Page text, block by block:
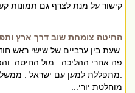
קישור על מנת לצרף גם תמונות
החיטה צומחת שוב דרך ארץ
שעת בין ערביים של שישי ראש
פה אחרי ההליכה .מול החיטה
.מתפללת למען עם ישראל .
מוחלטת יורי...